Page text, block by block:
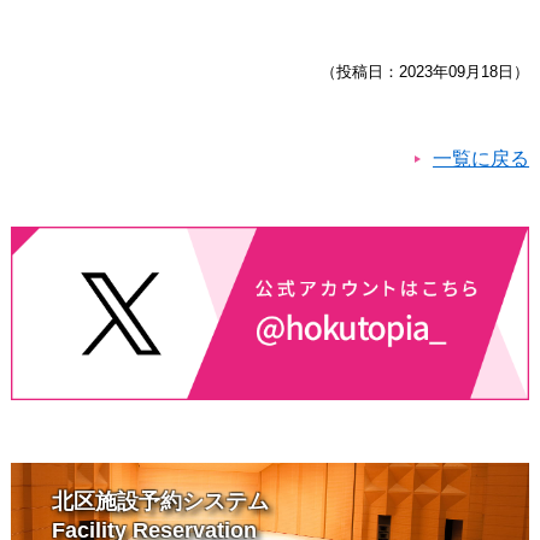
（投稿日：2023年09月18日）
一覧に戻る
北区施設予約システム
Facility Reservation